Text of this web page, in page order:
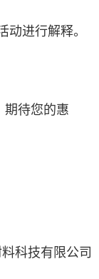
动进行解释。
期待您的惠
科技有限公司